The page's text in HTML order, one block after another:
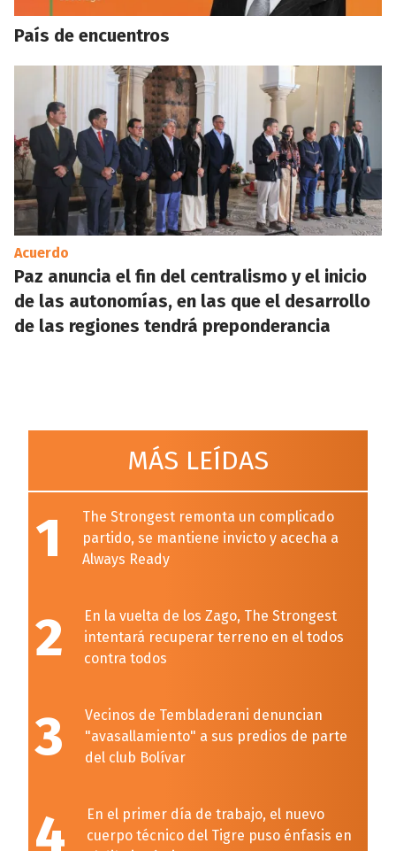
País de encuentros
Acuerdo
Paz anuncia el fin del centralismo y el inicio
de las autonomías, en las que el desarrollo
de las regiones tendrá preponderancia
MÁS LEÍDAS
1
The Strongest remonta un complicado
partido, se mantiene invicto y acecha a
Always Ready
2
En la vuelta de los Zago, The Strongest
intentará recuperar terreno en el todos
contra todos
3
Vecinos de Tembladerani denuncian
"avasallamiento" a sus predios de parte
del club Bolívar
4
En el primer día de trabajo, el nuevo
cuerpo técnico del Tigre puso énfasis en